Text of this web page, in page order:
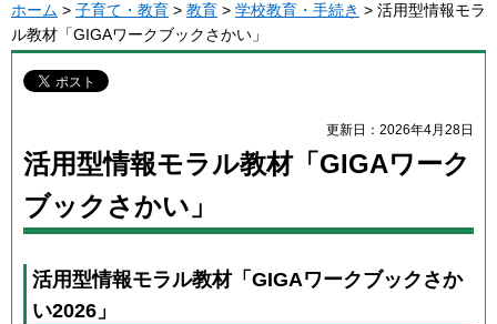
ホーム > 子育て・教育 > 教育 > 学校教育・手続き > 活用型情報モラ
ル教材「GIGAワークブックさかい」
更新日：2026年4月28日
活用型情報モラル教材「GIGAワーク
ブックさかい」
活用型情報モラル教材「GIGAワークブックさか
い2026」